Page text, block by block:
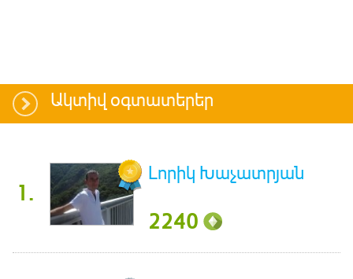
Ակտիվ օգտատերեր
1.
Լորիկ Խաչատրյան
2240